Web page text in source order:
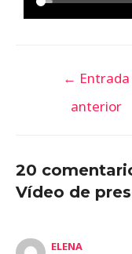
← Entrada
anterior
20
Vídeo de
ELENA